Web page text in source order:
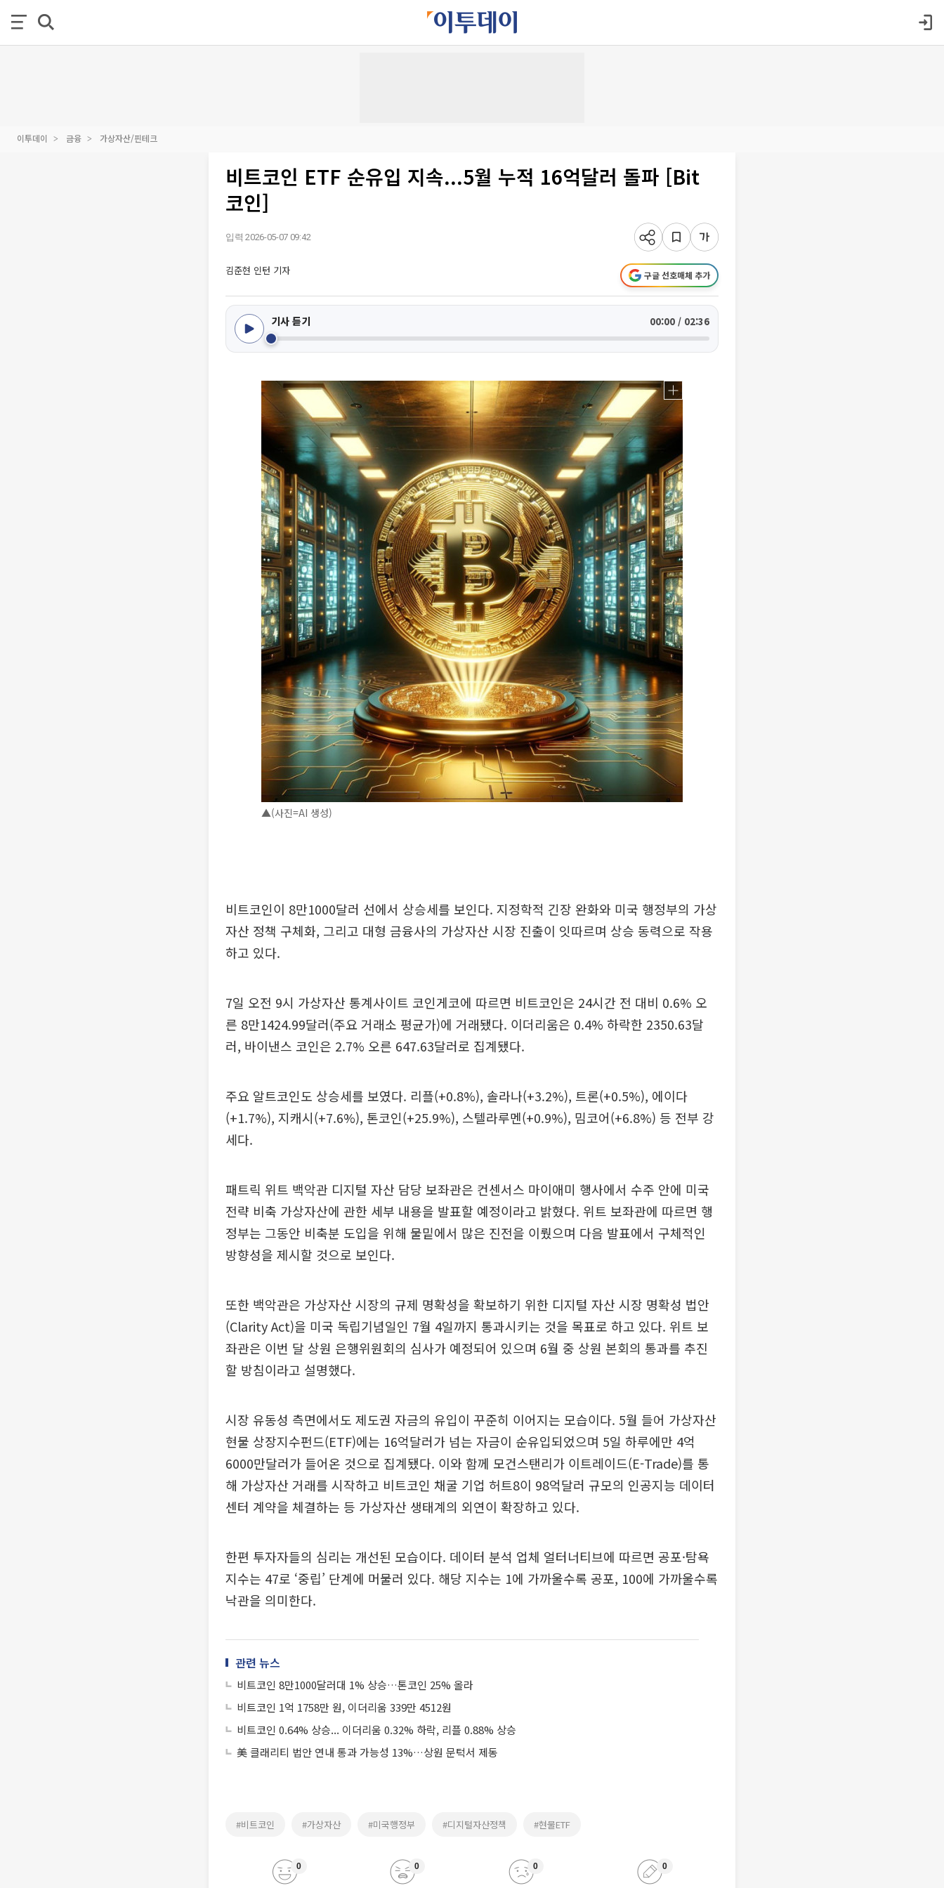
이투데이 금융 가상자산/핀테크
비트코인 ETF 순유입 지속...5월 누적 16억달러 돌파 [Bit
코인]
입력 2026-05-07 09:42
김준현 인턴 기자 구글 선호매체 추가
기사 듣기 00:00 / 02:36
▲(사진=AI 생성)
비트코인이 8만1000달러 선에서 상승세를 보인다. 지정학적 긴장 완화와 미국 행정부의 가상
자산 정책 구체화, 그리고 대형 금융사의 가상자산 시장 진출이 잇따르며 상승 동력으로 작용
하고 있다.
7일 오전 9시 가상자산 통계사이트 코인게코에 따르면 비트코인은 24시간 전 대비 0.6% 오
른 8만1424.99달러(주요 거래소 평균가)에 거래됐다. 이더리움은 0.4% 하락한 2350.63달
러, 바이낸스 코인은 2.7% 오른 647.63달러로 집계됐다.
주요 알트코인도 상승세를 보였다. 리플(+0.8%), 솔라나(+3.2%), 트론(+0.5%), 에이다
(+1.7%), 지캐시(+7.6%), 톤코인(+25.9%), 스텔라루멘(+0.9%), 밈코어(+6.8%) 등 전부 강
세다.
패트릭 위트 백악관 디지털 자산 담당 보좌관은 컨센서스 마이애미 행사에서 수주 안에 미국
전략 비축 가상자산에 관한 세부 내용을 발표할 예정이라고 밝혔다. 위트 보좌관에 따르면 행
정부는 그동안 비축분 도입을 위해 물밑에서 많은 진전을 이뤘으며 다음 발표에서 구체적인
방향성을 제시할 것으로 보인다.
또한 백악관은 가상자산 시장의 규제 명확성을 확보하기 위한 디지털 자산 시장 명확성 법안
(Clarity Act)을 미국 독립기념일인 7월 4일까지 통과시키는 것을 목표로 하고 있다. 위트 보
좌관은 이번 달 상원 은행위원회의 심사가 예정되어 있으며 6월 중 상원 본회의 통과를 추진
할 방침이라고 설명했다.
시장 유동성 측면에서도 제도권 자금의 유입이 꾸준히 이어지는 모습이다. 5월 들어 가상자산
현물 상장지수펀드(ETF)에는 16억달러가 넘는 자금이 순유입되었으며 5일 하루에만 4억
6000만달러가 들어온 것으로 집계됐다. 이와 함께 모건스탠리가 이트레이드(E-Trade)를 통
해 가상자산 거래를 시작하고 비트코인 채굴 기업 허트8이 98억달러 규모의 인공지능 데이터
센터 계약을 체결하는 등 가상자산 생태계의 외연이 확장하고 있다.
한편 투자자들의 심리는 개선된 모습이다. 데이터 분석 업체 얼터너티브에 따르면 공포·탐욕
지수는 47로 ‘중립’ 단계에 머물러 있다. 해당 지수는 1에 가까울수록 공포, 100에 가까울수록
낙관을 의미한다.
관련 뉴스
비트코인 8만1000달러대 1% 상승…톤코인 25% 올라
비트코인 1억 1758만 원, 이더리움 339만 4512원
비트코인 0.64% 상승... 이더리움 0.32% 하락, 리플 0.88% 상승
美 클래리티 법안 연내 통과 가능성 13%…상원 문턱서 제동
#비트코인 #가상자산 #미국행정부 #디지털자산정책 #현물ETF
0 0 0 0